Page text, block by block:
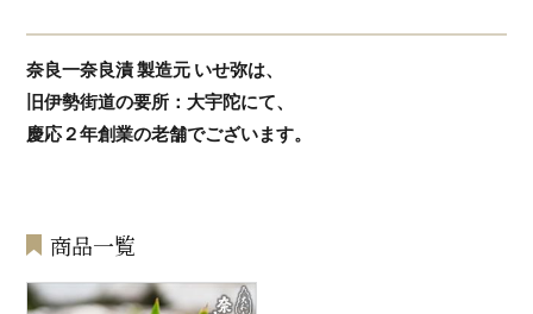
奈良一奈良漬 製造元 いせ弥は、
旧伊勢街道の要所：大宇陀にて、
慶応２年創業の老舗でございます。
商品一覧